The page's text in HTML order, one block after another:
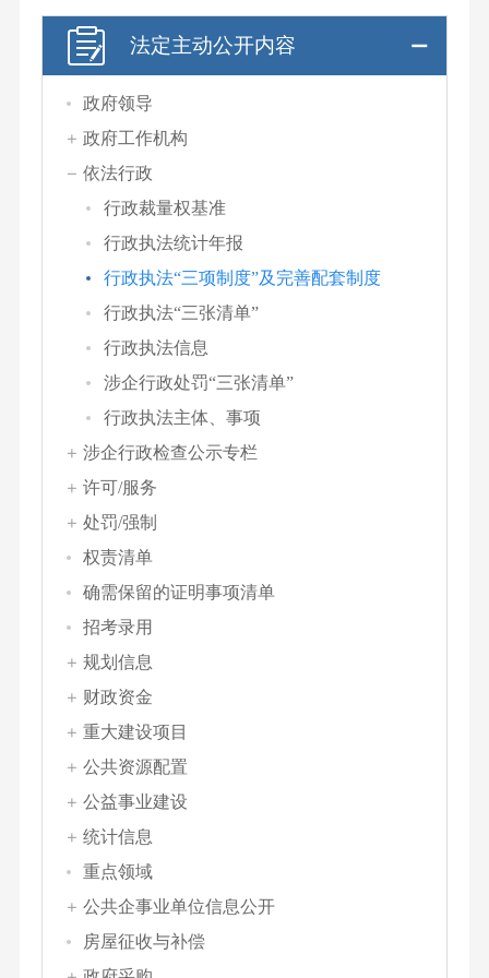
法定主动公开内容
政府领导
政府工作机构
依法行政
行政裁量权基准
行政执法统计年报
行政执法“三项制度”及完善配套制度
行政执法“三张清单”
行政执法信息
涉企行政处罚“三张清单”
行政执法主体、事项
涉企行政检查公示专栏
许可/服务
处罚/强制
权责清单
确需保留的证明事项清单
招考录用
规划信息
财政资金
重大建设项目
公共资源配置
公益事业建设
统计信息
重点领域
公共企事业单位信息公开
房屋征收与补偿